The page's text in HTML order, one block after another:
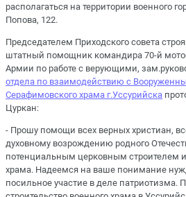
располагаться на территории военного
Попова, 122.
Председателем Приходского совета
штатный помощник командира 70-й
Армии по работе с верующими,
отдела по взаимодействию с
Серафимовского храма г.Уссурийска
Цуркан:
- Прошу помощи всех верных христиан,
духовному возрождению родного
потенциальным церковным строителем и
храма. Надеемся на ваше понимание
посильное участие в деле патриотизма.